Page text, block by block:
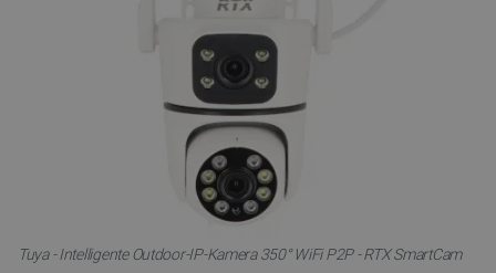
Tuya - Intelligente Outdoor-IP-Kamera 350° WiFi P2P - RTX SmartCam